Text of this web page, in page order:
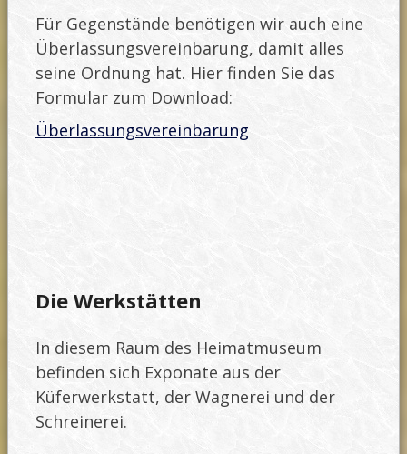
Für Gegenstände benötigen wir auch eine
Überlassungsvereinbarung, damit alles
seine Ordnung hat. Hier finden Sie das
Formular zum Download:
Überlassungsvereinbarung
Die Werkstätten
In diesem Raum des Heimatmuseum
befinden sich Exponate aus der
Küferwerkstatt, der Wagnerei und der
Schreinerei.